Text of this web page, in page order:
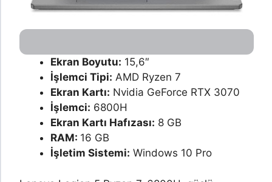
Ekran Boyutu: 15,6″
İşlemci Tipi: AMD Ryzen 7
Ekran Kartı: Nvidia GeForce RTX 3070
İşlemci: 6800H
Ekran Kartı Hafızası: 8 GB
RAM: 16 GB
İşletim Sistemi: Windows 10 Pro